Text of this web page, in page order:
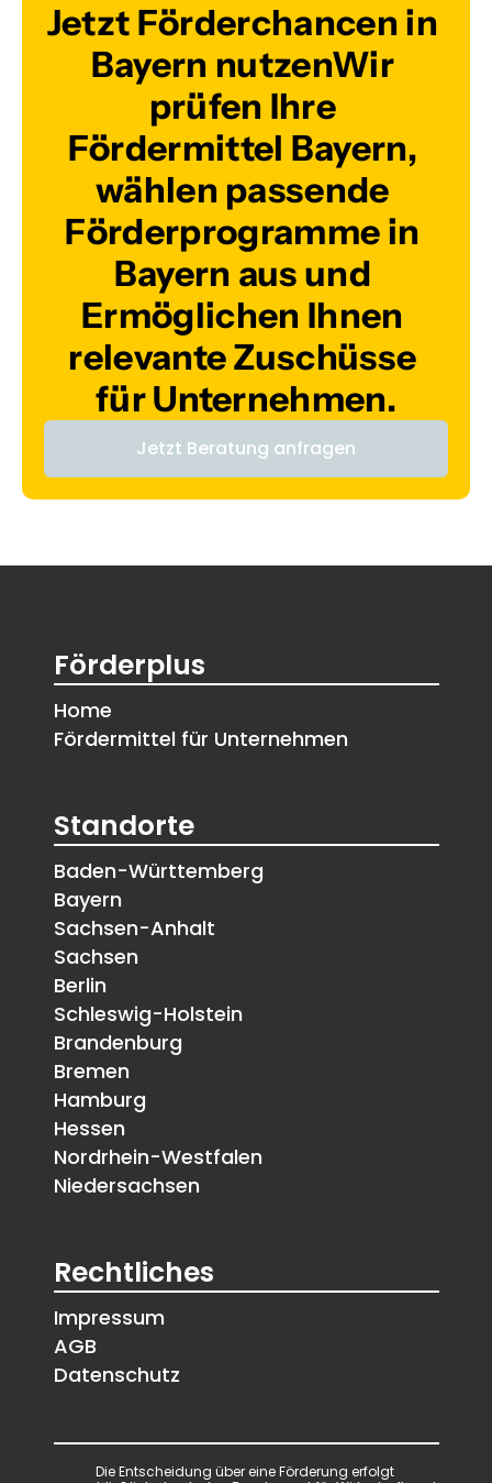
Jetzt Förderchancen in
Bayern nutzenWir
prüfen Ihre
Fördermittel Bayern,
wählen passende
Förderprogramme in
Bayern aus und
Ermöglichen Ihnen
relevante Zuschüsse
für Unternehmen.
Jetzt Beratung anfragen
Förderplus
Home
Fördermittel für Unternehmen
Standorte
Baden-Württemberg
Bayern
Sachsen-Anhalt
Sachsen
Berlin
Schleswig-Holstein
Brandenburg
Bremen
Hamburg
Hessen
Nordrhein-Westfalen
Niedersachsen
Rechtliches
Impressum
AGB
Datenschutz
Die Entscheidung über eine Förderung erfolgt